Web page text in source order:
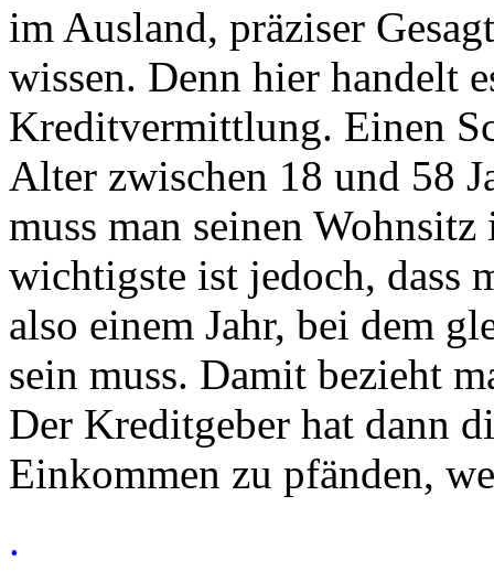
im Ausland, präziser
wissen. Denn hier handelt
Kreditvermittlung. Einen
Alter zwischen 18 und 58
muss man seinen
wichtigste ist jedoch, dass
also einem Jahr, bei dem
sein muss. Damit bezieht
Der Kreditgeber hat dann
Einkommen zu pfänden,
.